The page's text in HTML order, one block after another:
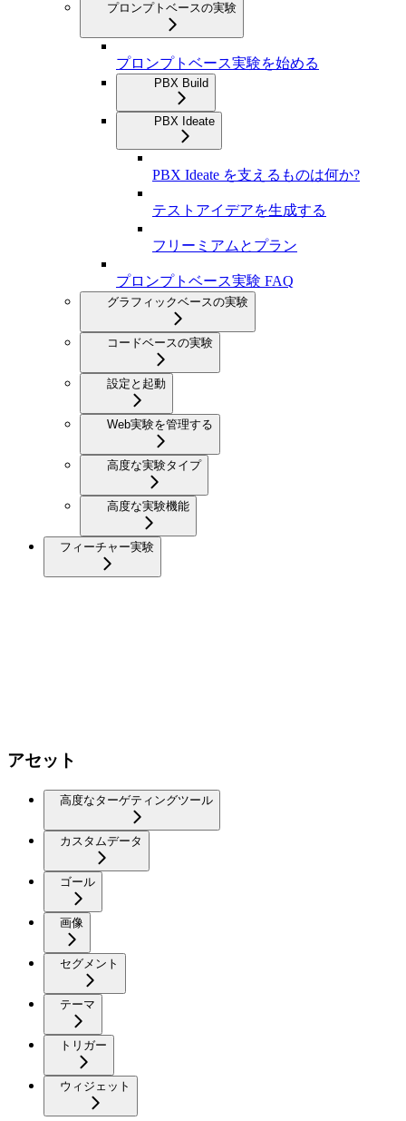
プロンプトベースの実験
プロンプトベース実験を始める
PBX Build
PBX Ideate
PBX Ideate を支えるものは何か?
テストアイデアを生成する
フリーミアムとプラン
プロンプトベース実験 FAQ
グラフィックベースの実験
コードベースの実験
設定と起動
Web実験を管理する
高度な実験タイプ
高度な実験機能
フィーチャー実験
アセット
高度なターゲティングツール
カスタムデータ
ゴール
画像
セグメント
テーマ
トリガー
ウィジェット